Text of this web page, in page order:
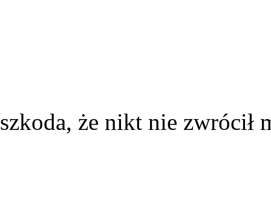
że nikt nie zwrócił